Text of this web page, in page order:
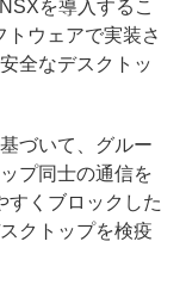
を導入するこ
ウェアで実装さ
全なデスクトッ
づいて、グルー
プ同士の通信を
すくブロックした
クトップを検疫